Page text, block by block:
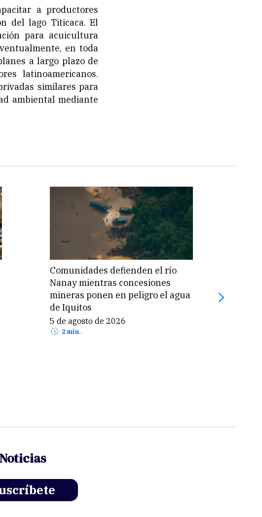
a productores
del lago Titicaca. El
para acuicultura
en toda
a largo plazo de
latinoamericanos.
similares para
ambiental mediante
Comunidades defienden el río
Nanay mientras concesiones
mineras ponen en peligro el agua
de Iquitos
5 de agosto de 2026
2 min.